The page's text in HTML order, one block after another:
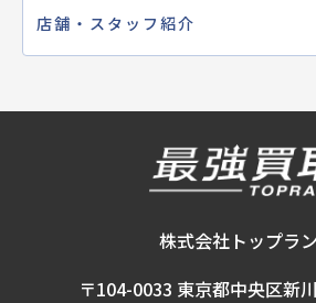
店舗・スタッフ紹介
株式会社トップラ
〒104-0033 東京都中央区新